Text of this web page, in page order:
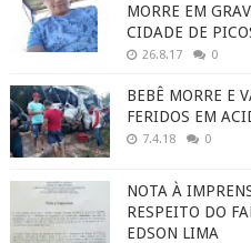
MORRE EM
CIDADE DE
26.8.17 0
BEBÊ MORRE E
FERIDOS EM
7.4.18 0
NOTA À
RESPEITO DO
EDSON LIMA